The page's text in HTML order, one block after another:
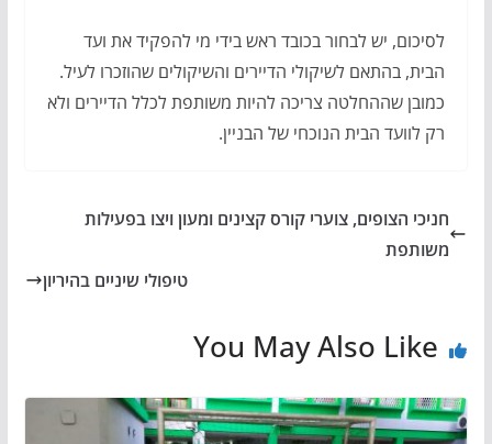
לסיכום, יש לבחור בכובד ראש בידי מי להפקיד את ועד
הבית, בהתאם לשיקולי הדיירים והשיקולים שהוזכרו לעיל.
כמובן שההחלטה צריכה להיות משותפת לכלל הדיירים ולא
רק לוועד הבית הנוכחי של הבניין.
חניכי הצופים, צוערי קורס קצינים ומעון ויצו בפעילות
משותפת
טיפולי שיניים בהיריון
You May Also Like